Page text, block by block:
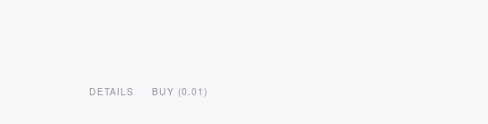
DETAILS BUY (0.01)